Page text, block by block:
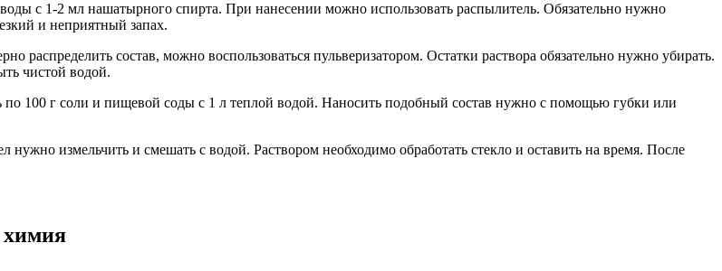
с 1-2 мл нашатырного спирта. При нанесении можно использовать распылитель. Обязательно нужно
и неприятный запах.
распределить состав, можно воспользоваться пульверизатором. Остатки раствора обязательно нужно убирать.
чистой водой.
100 г соли и пищевой соды с 1 л теплой водой. Наносить подобный состав нужно с помощью губки или
измельчить и смешать с водой. Раствором необходимо обработать стекло и оставить на время. После
химия